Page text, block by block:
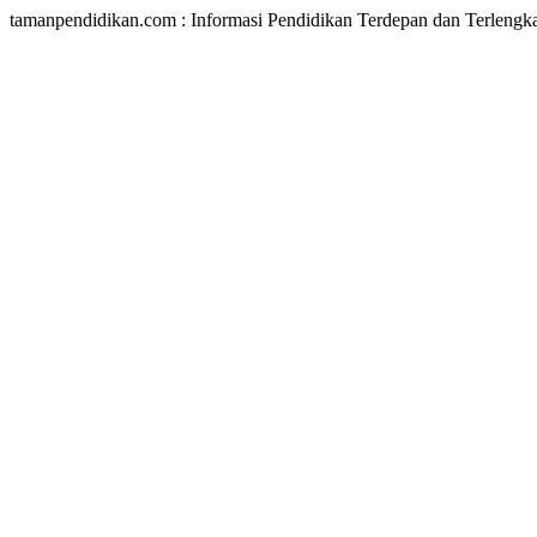
tamanpendidikan.com : Informasi Pendidikan Terdepan dan